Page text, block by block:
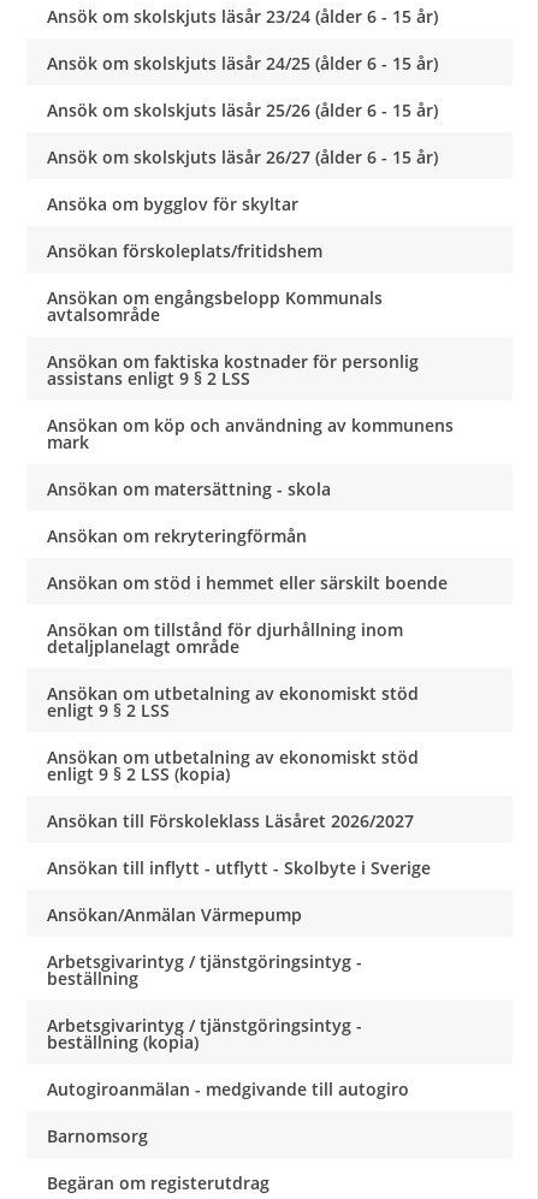
Ansök om skolskjuts läsår 23/24 (ålder 6 - 15 år)
Ansök om skolskjuts läsår 24/25 (ålder 6 - 15 år)
Ansök om skolskjuts läsår 25/26 (ålder 6 - 15 år)
Ansök om skolskjuts läsår 26/27 (ålder 6 - 15 år)
Ansöka om bygglov för skyltar
Ansökan förskoleplats/fritidshem
Ansökan om engångsbelopp Kommunals
avtalsområde
Ansökan om faktiska kostnader för personlig
assistans enligt 9 § 2 LSS
Ansökan om köp och användning av kommunens
mark
Ansökan om matersättning - skola
Ansökan om rekryteringförmån
Ansökan om stöd i hemmet eller särskilt boende
Ansökan om tillstånd för djurhållning inom
detaljplanelagt område
Ansökan om utbetalning av ekonomiskt stöd
enligt 9 § 2 LSS
Ansökan om utbetalning av ekonomiskt stöd
enligt 9 § 2 LSS (kopia)
Ansökan till Förskoleklass Läsåret 2026/2027
Ansökan till inflytt - utflytt - Skolbyte i Sverige
Ansökan/Anmälan Värmepump
Arbetsgivarintyg / tjänstgöringsintyg -
beställning
Arbetsgivarintyg / tjänstgöringsintyg -
beställning (kopia)
Autogiroanmälan - medgivande till autogiro
Barnomsorg
Begäran om registerutdrag